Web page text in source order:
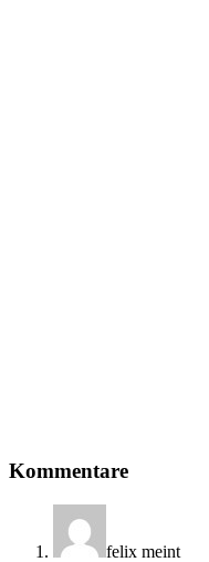
Interaktionen
Kommentare
felix meint